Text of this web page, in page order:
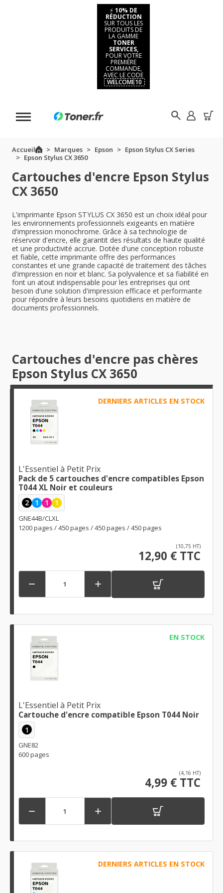
⚡ 10% DE
RÉDUCTION
SUR TOUS LES
PRODUITS DE
LA GAMME
TONER
SERVICES,
POUR VOTRE
PREMIÈRE
COMMANDE,
AVEC LE CODE
WELCOME10
Accueil Marques Epson
Epson Stylus CX Series
Epson Stylus CX 3650
Cartouches d'encre Epson Stylus
CX 3650
L'imprimante Epson STYLUS CX 3650 est un choix idéal pour
les environnements professionnels exigeants en matière
d'impression monochrome. Grâce à sa technologie de
réservoir d'encre, elle garantit des résultats de haute qualité
et une productivité accrue. Dotée d'une conception robuste
et fiable, cette imprimante offre des performances
constantes et une grande capacité de traitement des tâches
d'impression en noir et blanc. Sa polyvalence et sa fiabilité en
font un atout indispensable pour les entreprises qui ont
besoin d'une solution d'impression efficace et performante
pour répondre à leurs besoins quotidiens en matière de
documents professionnels.
Cartouches d'encre pas chères
Epson Stylus CX 3650
DERNIERS ARTICLES EN STOCK
L'Essentiel à Petit Prix
Pack de 5 cartouches d'encre compatibles Epson
T044 XL Noir et couleurs
2 1 1 1
GNE44B/CLXL
1200 pages / 450 pages / 450 pages / 450 pages
(10,75 HT)
12,90 € TTC
 
EN STOCK
L'Essentiel à Petit Prix
Cartouche d'encre compatible Epson T044 Noir
1
GNE82
600 pages
(4,16 HT)
4,99 € TTC
 
DERNIERS ARTICLES EN STOCK